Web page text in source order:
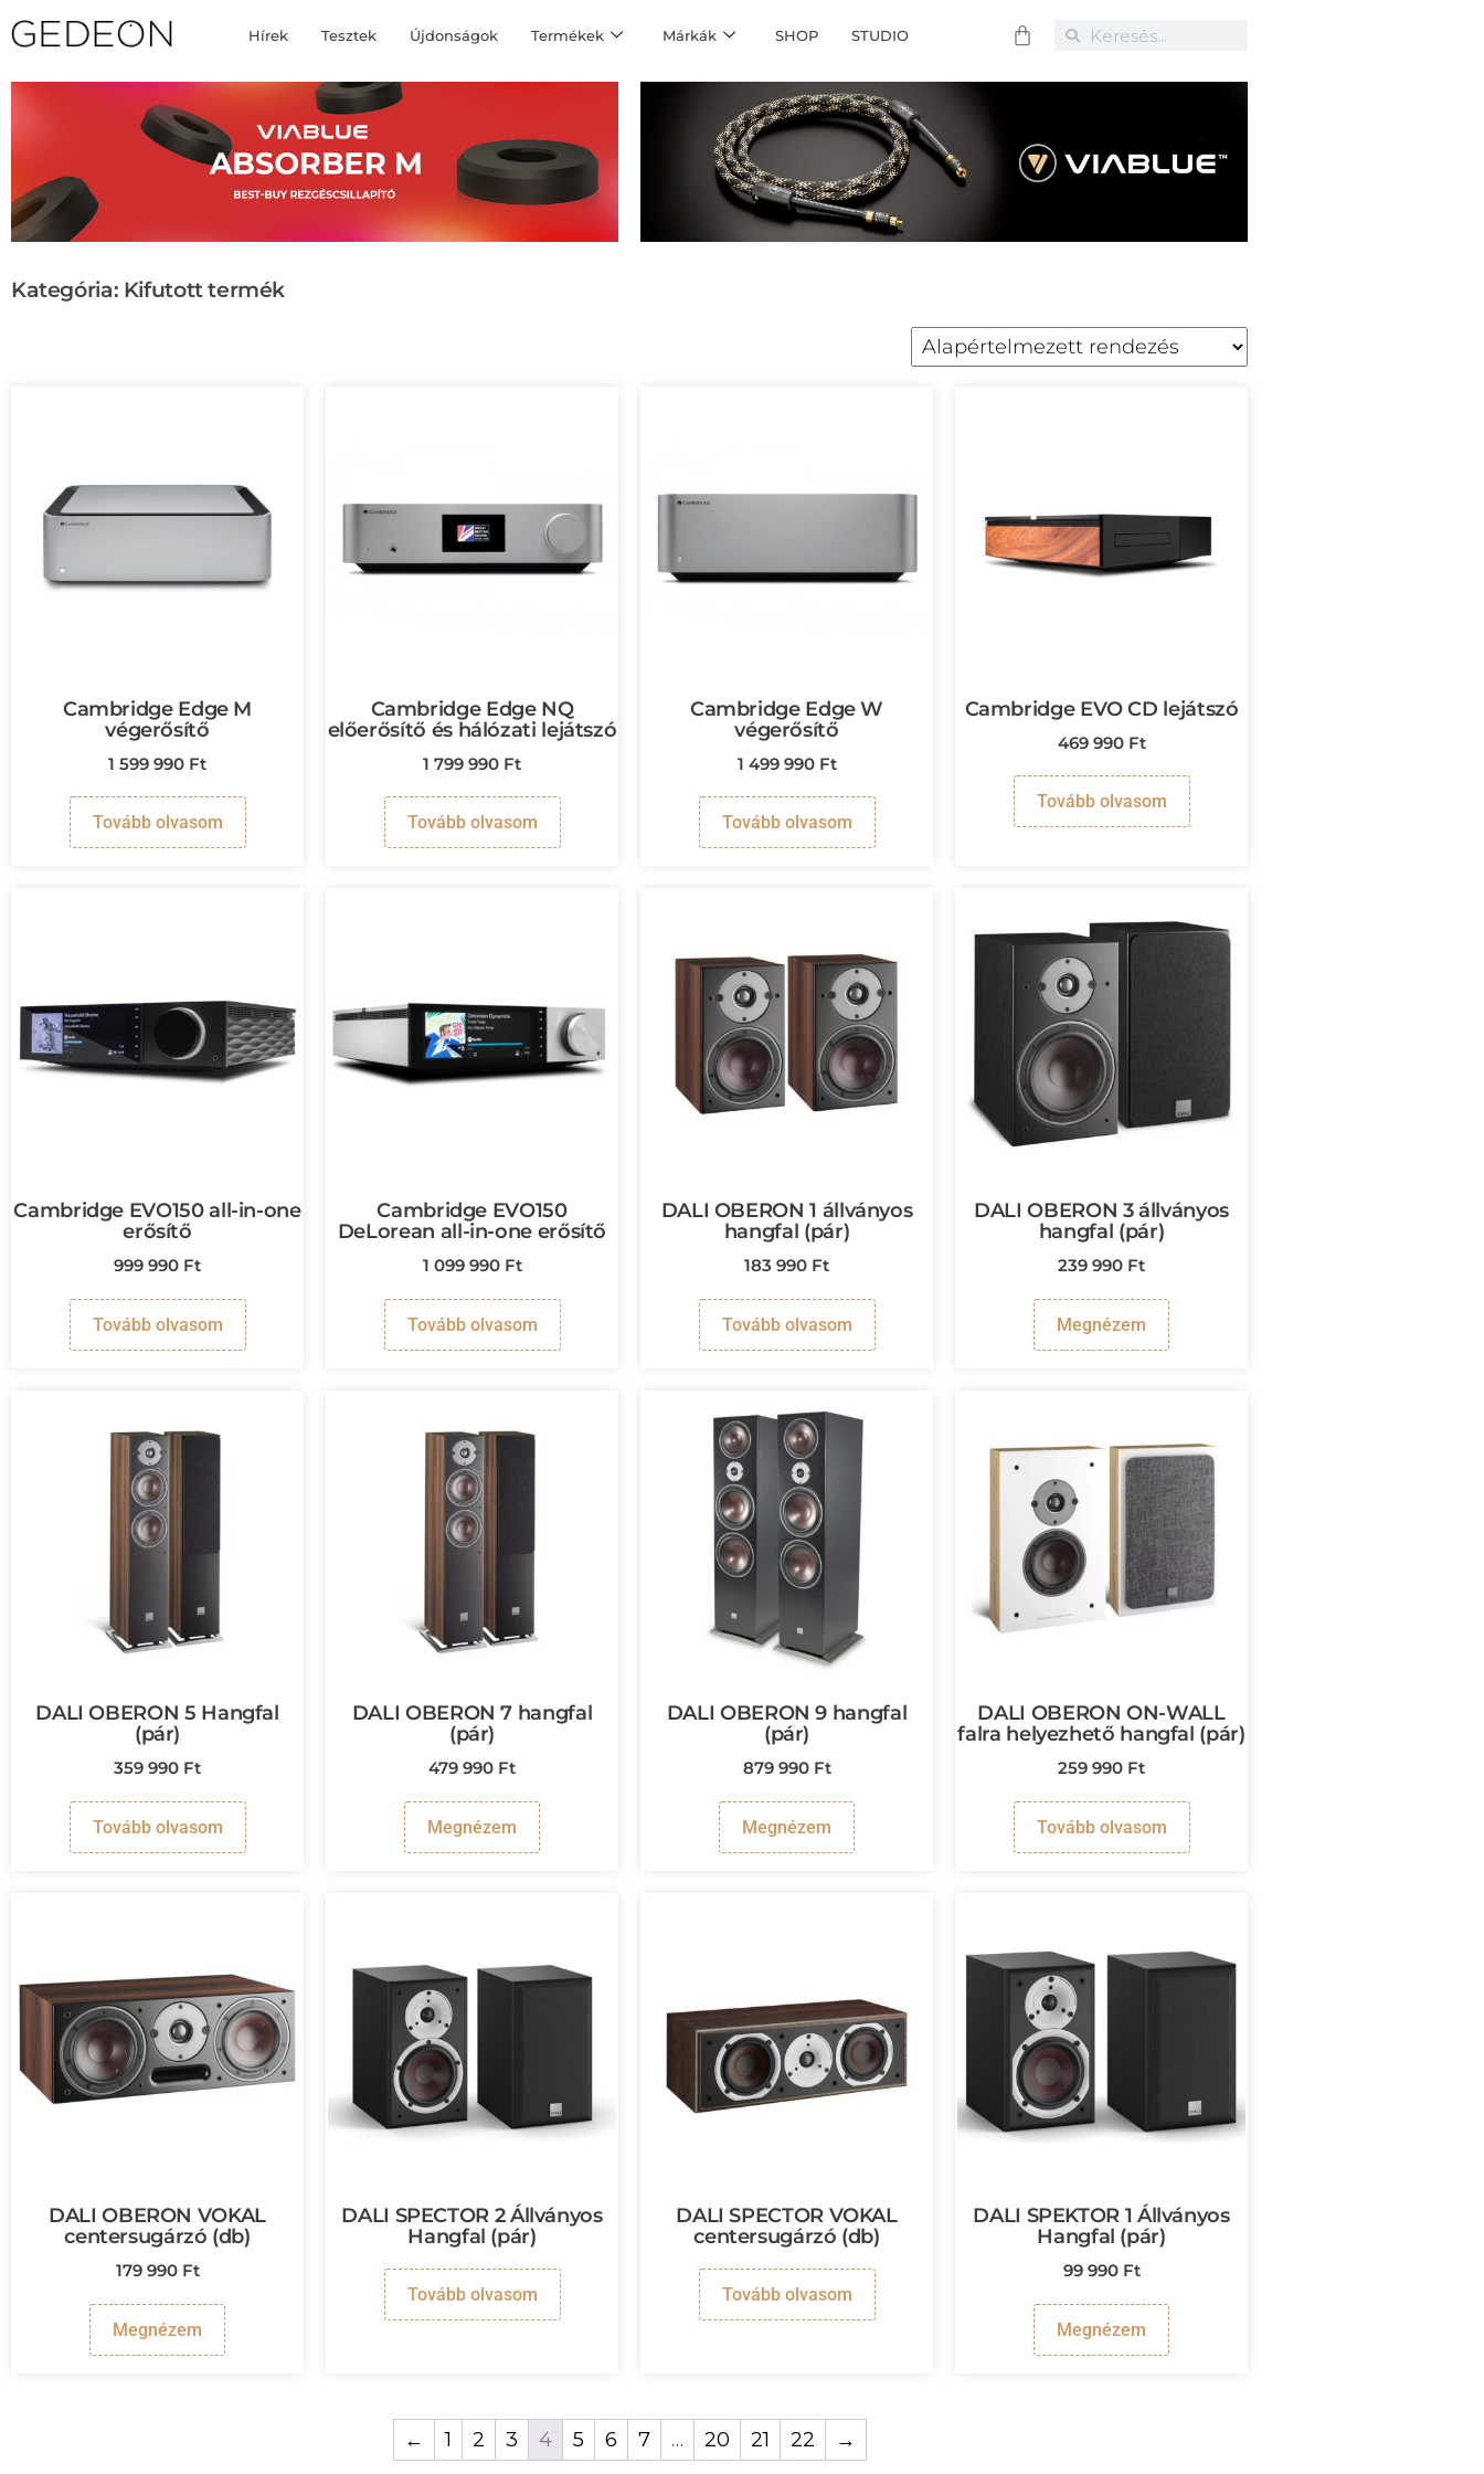
Hírek Tesztek Újdonságok Termékek Márkák SHOP STUDIO
Kategória: Kifutott termék
Cambridge Edge M
végerősítő
1 599 990 Ft
Tovább olvasom
Cambridge Edge NQ
előerősítő és hálózati lejátszó
1 799 990 Ft
Tovább olvasom
Cambridge Edge W
végerősítő
1 499 990 Ft
Tovább olvasom
Cambridge EVO CD lejátszó
469 990 Ft
Tovább olvasom
Cambridge EVO150 all-in-one
erősítő
999 990 Ft
Tovább olvasom
Cambridge EVO150
DeLorean all-in-one erősítő
1 099 990 Ft
Tovább olvasom
DALI OBERON 1 állványos
hangfal (pár)
183 990 Ft
Tovább olvasom
DALI OBERON 3 állványos
hangfal (pár)
239 990 Ft
Megnézem
DALI OBERON 5 Hangfal
(pár)
359 990 Ft
Tovább olvasom
DALI OBERON 7 hangfal
(pár)
479 990 Ft
Megnézem
DALI OBERON 9 hangfal
(pár)
879 990 Ft
Megnézem
DALI OBERON ON-WALL
falra helyezhető hangfal (pár)
259 990 Ft
Tovább olvasom
DALI OBERON VOKAL
centersugárzó (db)
179 990 Ft
Megnézem
DALI SPECTOR 2 Állványos
Hangfal (pár)
Tovább olvasom
DALI SPECTOR VOKAL
centersugárzó (db)
Tovább olvasom
DALI SPEKTOR 1 Állványos
Hangfal (pár)
99 990 Ft
Megnézem
← 1 2 3 4 5 6 7 … 20 21 22 →